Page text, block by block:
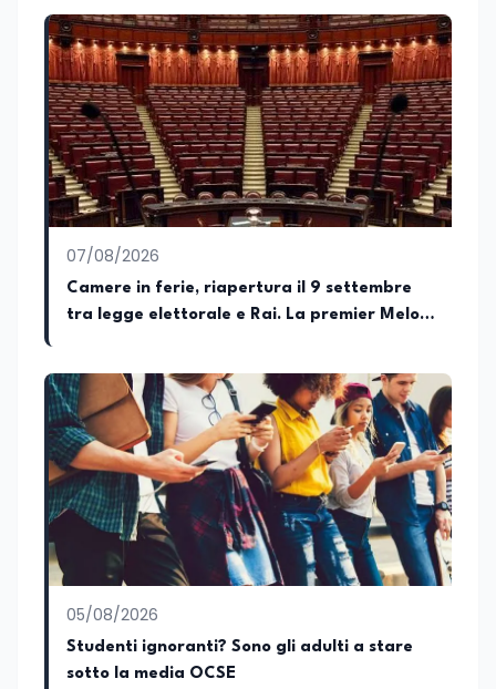
relativa ai temi dell’Istruzione. In
particolare, scrivendo delle attività
istituzionali con un focus sia sulle
iniziative e sui programmi dei Ministeri
dell’Istruzione e del Merito, dell’Università
e della Ricerca e della Cultura che su
quelle delle commissioni parlamentari
della Camera dei deputati e del Senato
della Repubblica. Inoltre, sono
amministratore unico di Italialab srl con
cui curo uffici stampa pubblici e privati e
sviluppo programmi di valorizzazione
culturale e di promozione territoriale. In
passato ho collaborato con testate
nazionali e regionali, in particolare
Rosso al Nero. Ho partecipato al volume
collettivo edito dalla Fondazione
Tatarella e da Giubilei Regnani editore sui
trent’anni dalla fondazione di Alleanza
nazionale. Per tre legislature sono stato
collaboratore parlamentare
occupandomi di legge di bilancio e di
politiche agroalimentari con particolare
riferimento all’export del Made in Italy e
al contrasto dell’Italian sounding,
collaborando con le Camera di
Appassionato di storia, di sociologia e di
costume, spesso racconto all’interno
07/08/2026
Camere in ferie, riapertura il 9 settembre
tra legge elettorale e Rai. La premier Meloni
05/08/2026
Studenti ignoranti? Sono gli adulti a stare
sotto la media OCSE